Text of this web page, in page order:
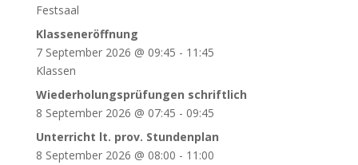
Festsaal
Klasseneröffnung
7 September 2026 @ 09:45 - 11:45
Klassen
Wiederholungsprüfungen schriftlich
8 September 2026 @ 07:45 - 09:45
Unterricht lt. prov. Stundenplan
8 September 2026 @ 08:00 - 11:00